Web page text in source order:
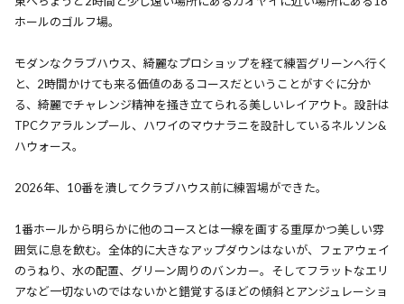
ホールのゴルフ場。
モダンなクラブハウス、綺麗なプロショップを経て練習グリーンへ行く
と、2時間かけても来る価値のあるコースだということがすぐに分か
る、綺麗でチャレンジ精神を掻き立てられる美しいレイアウト。設計は
TPCクアラルンプール、ハワイのマウナラニを設計しているネルソン&
ハウォース。
2026年、10番を潰してクラブハウス前に練習場ができた。
1番ホールから明らかに他のコースとは一線を画する重厚かつ美しい雰
囲気に息を飲む。全体的に大きなアップダウンはないが、フェアウェイ
のうねり、水の配置、グリーン周りのバンカー。そしてフラットなエリ
アなど一切ないのではないかと錯覚するほどの傾斜とアンジュレーショ